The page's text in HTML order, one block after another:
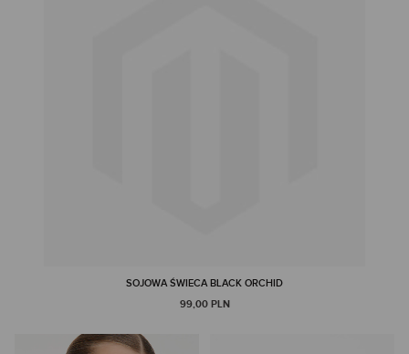
SOJOWA ŚWIECA BLACK ORCHID
99,00 PLN